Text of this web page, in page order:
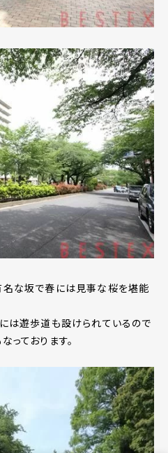
な坂で春には見事な桜を堪能
は遊歩道も設けられているので
っております。